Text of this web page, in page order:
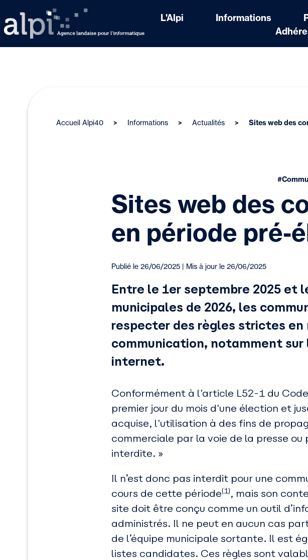
L'Alpi Informations
Accueil Alpi40 Informations Actualités Sites web des
Sites web des
en période pré-
Publié le 26/06/2025 | Mis à jour le 26/06/2025
Entre le 1er septembre 2025 et
municipales de 2026, les
respecter des règles strictes en
communication, notamment sur
internet.
Conformément à l'article L52-1 du
premier jour du mois d'une élection et
acquise, l'utilisation à des fins de
commerciale par la voie de la presse
interdite. »
Il n’est donc pas interdit pour une
cours de cette période(1) , mais son
site doit être conçu comme un outil
administrés. Il ne peut en aucun cas
de l’équipe municipale sortante. Il est
listes candidates. Ces règles sont